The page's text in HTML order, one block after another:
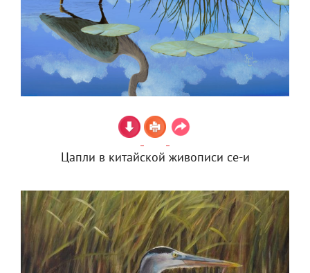
Цапли в китайской живописи се-и